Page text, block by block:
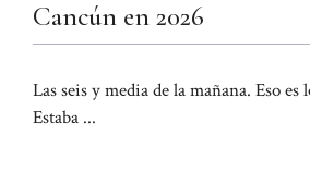
Cancún en 2026
Las seis y media de la mañana. Eso
Estaba ...